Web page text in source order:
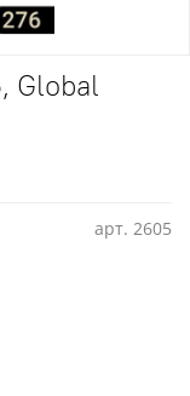
арт. 2605
Global